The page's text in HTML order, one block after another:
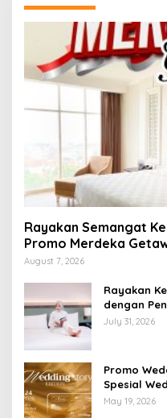
Rayakan Semangat
Promo Merdeka
Lampung
August 7, 2026
Rayakan
dengan
Relax di
July 31, 2026
Promo
Spesial
Swiss-
May 19, 2026